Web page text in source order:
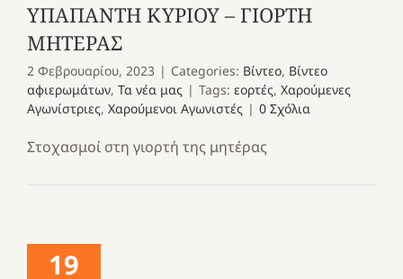
ΥΠΑΠΑΝΤΗ ΚΥΡΙΟΥ – ΓΙΟΡΤΗ
ΜΗΤΕΡΑΣ
2 Φεβρουαρίου, 2023 | Categories: Βίντεο, Βίντεο
αφιερωμάτων, Τα νέα μας | Tags: εορτές, Χαρούμενες
Αγωνίστριες, Χαρούμενοι Αγωνιστές | 0 Σχόλια
Στοχασμοί στη γιορτή της μητέρας
19